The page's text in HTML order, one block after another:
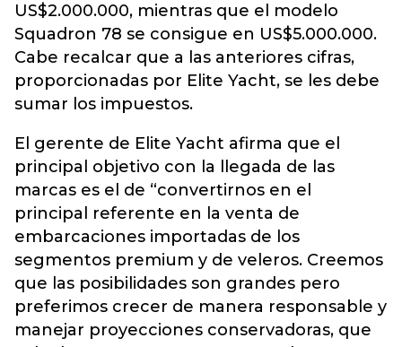
US$2.000.000, mientras que el modelo
Squadron 78 se consigue en US$5.000.000.
Cabe recalcar que a las anteriores cifras,
proporcionadas por Elite Yacht, se les debe
sumar los impuestos.
El gerente de Elite Yacht afirma que el
principal objetivo con la llegada de las
marcas es el de “convertirnos en el
principal referente en la venta de
embarcaciones importadas de los
segmentos premium y de veleros. Creemos
que las posibilidades son grandes pero
preferimos crecer de manera responsable y
manejar proyecciones conservadoras, que